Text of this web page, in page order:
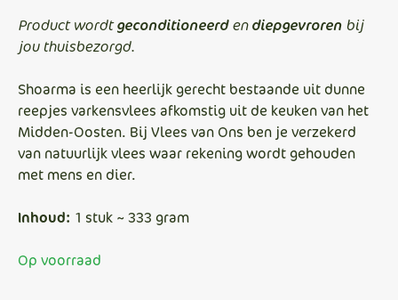
Product wordtgeconditioneerdendiepgevroren bij
jou thuisbezorgd.
Shoarma is een heerlijk gerecht bestaande uit dunne
reepjes varkensvlees afkomstig uit de keuken van het
Midden-Oosten. Bij Vlees van Ons ben je verzekerd
van natuurlijk vlees waar rekening wordt gehouden
met mens en dier.
Inhoud: 1 stuk ~ 333 gram
Op voorraad